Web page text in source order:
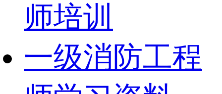
师培训
一级消防工程